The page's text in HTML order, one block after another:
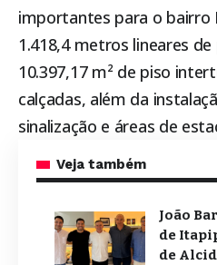
importantes para o bairro
1.418,4 metros lineares
10.397,17 m² de piso
calçadas, além da
sinalização e áreas de
Veja também
João
de
de